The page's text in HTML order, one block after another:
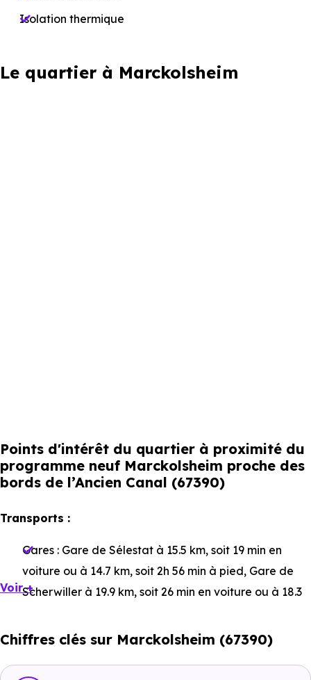
Isolation thermique
Le quartier à Marckolsheim
Points d'intérêt du quartier à proximité du
programme neuf Marckolsheim proche des
bords de l’Ancien Canal (67390)
Transports :
Gares : Gare de Sélestat à 15.5 km, soit 19 min en
voiture ou à 14.7 km, soit 2h 56 min à pied, Gare de
Scherwiller à 19.9 km, soit 26 min en voiture ou à 18.3
Bus :Ligne 520 : Marckolsheim - Rue d'Elsenheim
Voir +
Chiffres clés sur Marckolsheim (67390)